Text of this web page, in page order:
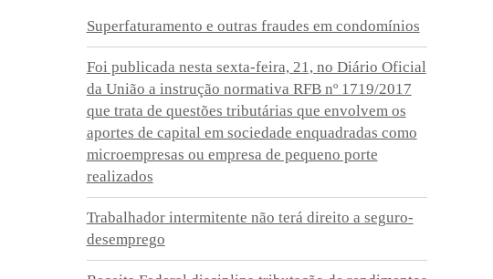
Superfaturamento e outras fraudes em condomínios
Foi publicada nesta sexta-feira, 21, no Diário Oficial
da União a instrução normativa RFB nº 1719/2017
que trata de questões tributárias que envolvem os
aportes de capital em sociedade enquadradas como
microempresas ou empresa de pequeno porte
realizados
Trabalhador intermitente não terá direito a seguro-
desemprego